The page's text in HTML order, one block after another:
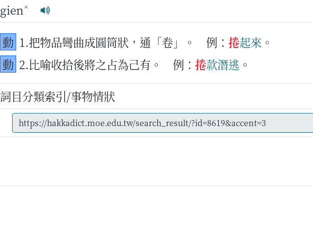
gien^
動 1.把物品彎曲成圓筒狀，通「卷」。 例： 捲起來 。
動 2.比喻收拾後將之占為己有。 例： 捲款潛逃 。
詞目分類索引/事物情狀